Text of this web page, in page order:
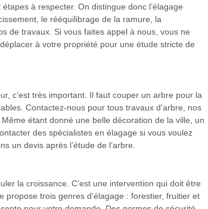
à respecter. On distingue donc l’élagage
le rééquilibrage de la ramure, la
de travaux. Si vous faites appel à nous, vous ne
à votre propriété pour une étude stricte de
c’est très important. Il faut couper un arbre pour la
Contactez-nous pour tous travaux d’arbre, nos
étant donné une belle décoration de la ville, un
des spécialistes en élagage si vous voulez
un devis après l’étude de l’arbre.
la croissance. C’est une intervention qui doit être
propose trois genres d'élagage : forestier, fruitier et